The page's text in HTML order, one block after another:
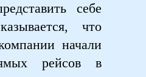
себе
что
начали
рейсов в